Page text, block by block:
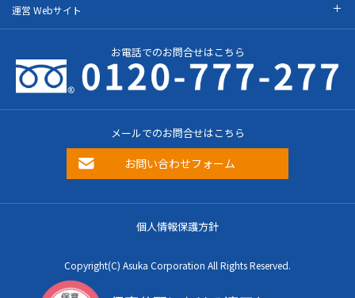
運営 Webサイト
お電話でのお問合せはこちら
メールでのお問合せはこちら
お問い合わせフォーム
個人情報保護方針
Copyright(C) Asuka Corporation All Rights Reserved.